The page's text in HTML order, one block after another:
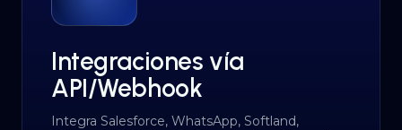
Integraciones vía
API/Webhook
Integra Salesforce, WhatsApp, Softland,